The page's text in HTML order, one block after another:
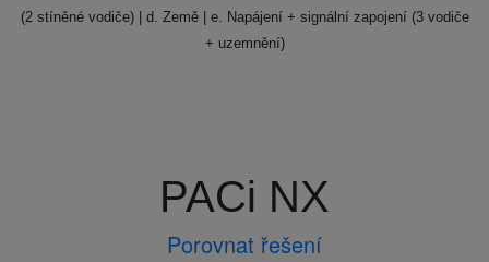
(2 stíněné vodiče) | d. Země | e. Napájení + signální zapojení (3 vodiče
+ uzemnění)
PACi NX
Porovnat řešení